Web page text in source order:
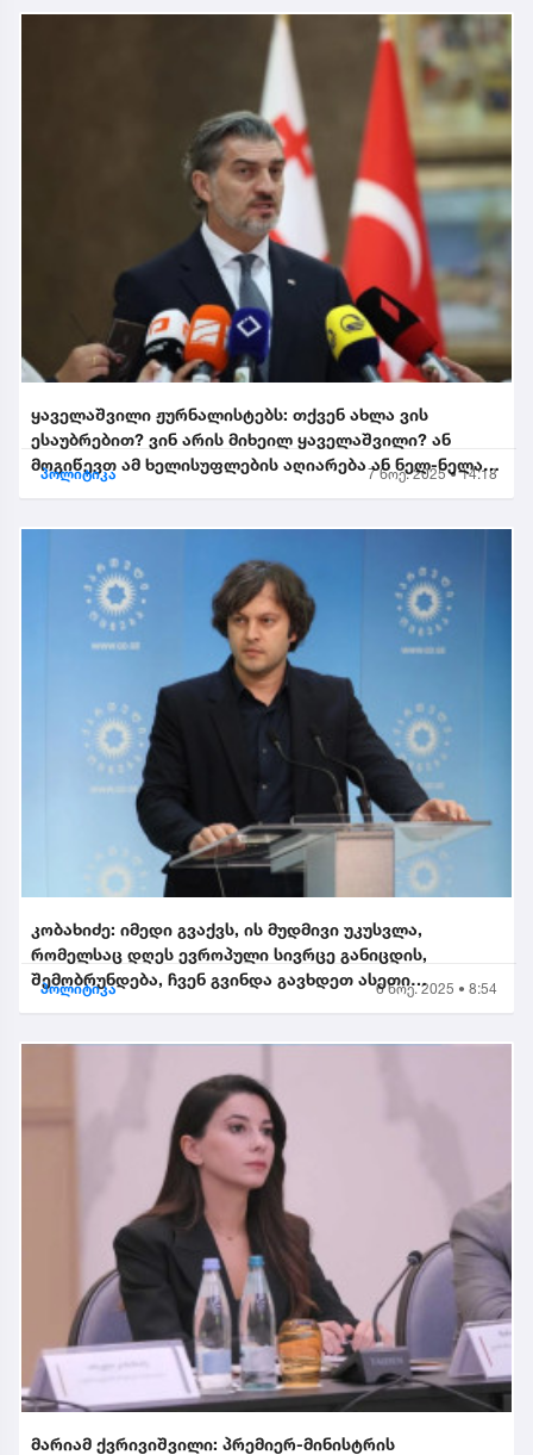
ყაველაშვილი ჟურნალისტებს: თქვენ ახლა ვის
ესაუბრებით? ვინ არის მიხეილ ყაველაშვილი? ან
მოგიწევთ ამ ხელისუფლების აღიარება ან ნელ-ნელა
განიდევნებით, გაიწე...
პოლიტიკა 7 ნოე. 2025 • 14:18
კობახიძე: იმედი გვაქვს, ის მუდმივი უკუსვლა,
რომელსაც დღეს ევროპული სივრცე განიცდის,
შემობრუნდება, ჩვენ გვინდა გავხდეთ ასეთი
შემობრუნებული ევროკავშირის...
პოლიტიკა 6 ნოე. 2025 • 8:54
მარიამ ქვრივიშვილი: პრემიერ-მინისტრის